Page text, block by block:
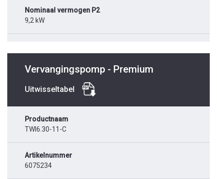
Nominaal vermogen P2
9,2 kW
Vervangingspomp - Premium
Uitwisseltabel
Productnaam
TWI6.30-11-C
Artikelnummer
6075234